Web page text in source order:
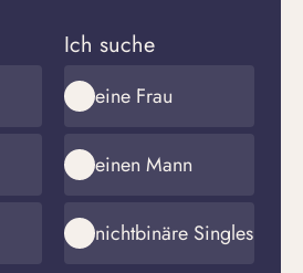
Ich suche
eine Frau
einen Mann
nichtbinäre Singles